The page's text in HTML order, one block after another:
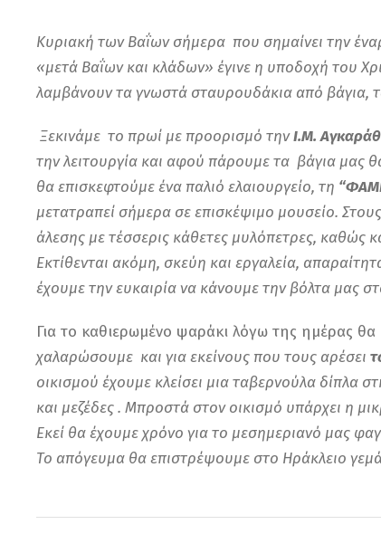
Κυριακή των Βαΐων σήμερα που σημαίνει την
«μετά Βαΐων και κλάδων» έγινε η υποδοχή του
λαμβάνουν τα γνωστά σταυρουδάκια από βάγια,
Ξεκινάμε το πρωί με προορισμό τηνΙ.Μ.
την λειτουργία και αφού πάρουμε τα βάγια μας
θα επισκεφτούμεένα παλιό ελαιουργείο, τη
μετατραπεί σήμερα σε επισκέψιμο μουσείο.
άλεσης με τέσσερις κάθετες μυλόπετρες, καθώς
Εκτίθενται ακόμη, σκεύη και εργαλεία,
έχουμε την ευκαιρία να κάνουμε την βόλτα μας
Για το καθιερωμένο ψαράκι λόγω της ημέρας
χαλαρώσουμε και για εκείνους που τους αρέσει
οικισμού έχουμε κλείσει μια ταβερνούλα
και μεζέδες . Μπροστά στον οικισμό υπάρχει η
Εκεί θα έχουμε χρόνο για το μεσημεριανό μας
Το απόγευμα θα επιστρέψουμε στο Ηράκλειο